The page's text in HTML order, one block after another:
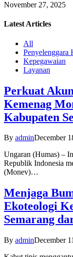
November 27, 2025
Latest Articles
All
Penyelenggara
Kepegawaian
Layanan
Perkuat
Kemenag
Kabupaten
By adminDecember
Ungaran (Humas) –
Republik Indonesia
(Monev)…
Menjaga
Ekoteologi
Semarang
By adminDecember